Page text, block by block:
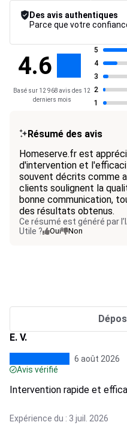
Des avis authentiques
4.6
Basé sur 12 968 avis des 12
derniers mois
5
4
3
2
1
Résumé des avis
Homeserve.fr est
d'intervention et
souvent décrits comme
clients soulignent la
bonne communication,
des résultats obtenus.
Ce résumé est généré par
Utile ?
Oui Non
E. V.
6 août 2026
Avis vérifié
Intervention rapide et
Expérience du : 3 juil. 2026